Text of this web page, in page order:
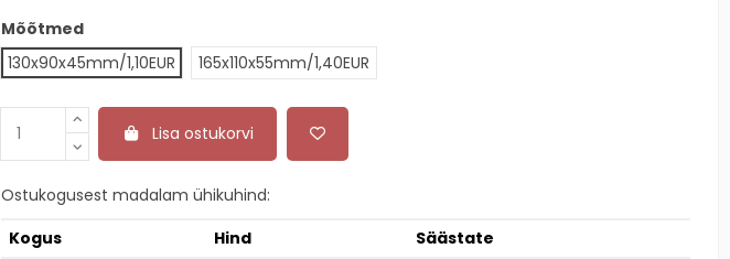
Mõõtmed
130x90x45mm/1,10EUR
165x110x55mm/1,40EUR
Lisa ostukorvi
Ostukogusest madalam ühikuhind:
Kogus
Hind
Säästate